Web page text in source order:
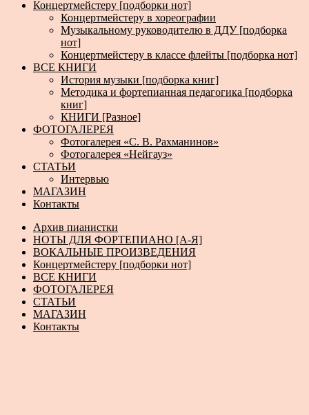
Концертмейстеру [подборки нот]
Концертмейстеру в хореографии
Музыкальному руководителю в ДДУ [подборка
нот]
Концертмейстеру в классе флейты [подборка нот]
ВСЕ КНИГИ
История музыки [подборка книг]
Методика и фортепианная педагогика [подборка
книг]
КНИГИ [Разное]
ФОТОГАЛЕРЕЯ
Фотогалерея «С. В. Рахманинов»
Фотогалерея «Нейгауз»
СТАТЬИ
Интервью
МАГАЗИН
Контакты
Архив пианистки
НОТЫ ДЛЯ ФОРТЕПИАНО [А-Я]
ВОКАЛЬНЫЕ ПРОИЗВЕДЕНИЯ
Концертмейстеру [подборки нот]
ВСЕ КНИГИ
ФОТОГАЛЕРЕЯ
СТАТЬИ
МАГАЗИН
Контакты